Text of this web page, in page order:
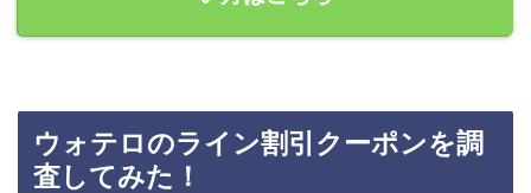
ウォテロのライン割引クーポンを調
査してみた！